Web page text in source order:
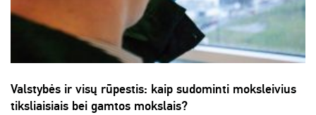
Valstybės ir visų rūpestis: kaip sudominti moksleivius
tiksliaisiais bei gamtos mokslais?